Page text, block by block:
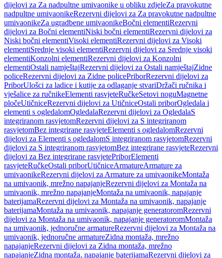
dijelovi za Za nadpultne umivaonike u obliku zdjeleZa pravokutne
nadpultne umivaonikeRezervni dijelovi za Za pravokutne nadpultne
umivaonikeZa ugradbene umivaonikeBočni elementiRezervni
dijelovi za Bočni elementiNiski bočni elementiRezervni dijelovi za
Niski bočni elementiVisoki elementiRezervni dijelovi za Visoki
elementiSrednje visoki elementiRezervni dijelovi za Srednje visoki
elementiKonzolni elementiRezervni dijelovi za Konzolni
elementiOstali namještajRezervni dijelovi za Ostali namještajZidne
policeRezervni dijelovi za Zidne policePriborRezervni dijelovi za
PriborUlošci za ladice i kutije za odlaganje stvariDržači ručnika i
vješalice za ručnikeElementi rasvjeteRučkeSetovi noguMagnetne
pločeUtičniceRezervni dijelovi za UtičniceOstali priborOgledala i
elementi s ogledalomOgledalaRezervni dijelovi za OgledalaS
integriranom rasvjetomRezervni dijelovi za S integriranom
rasvjetomBez integrirane rasvjeteElementi s ogledalomRezervni
dijelovi za Elementi s ogledalomS integriranom rasvjetomRezervni
dijelovi za S integriranom rasvjetomBez integrirane rasvjeteRezervni
dijelovi za Bez integrirane rasvjetePriborElementi
rasvjeteRučkeOstali priborUtičniceArmatureArmature za
umivaonikeRezervni dijelovi za Armature za umivaonikeMontaža
na umivaonik, mrežno napajanjeRezervni dijelovi za Montaža na
umivaonik, mrežno napajanjeMontaža na umivaonik, napajanje
baterijamaRezervni dijelovi za Montaža na umivaonik, napajanje
baterijamaMontaža na umivaonik, napajanje generatoromRezervni
dijelovi za Montaža na umivaonik, napajanje generatoromMontaža
na umivaonik, jednoručne armatureRezervni dijelovi za Montaža na
umivaonik, jednoručne armatureZidna montaža, mrežno
napajanjeRezervni dijelovi za Zidna montaža, mrežno
napajanjeZidna montaža, napajanje baterijamaRezervni dijelovi za